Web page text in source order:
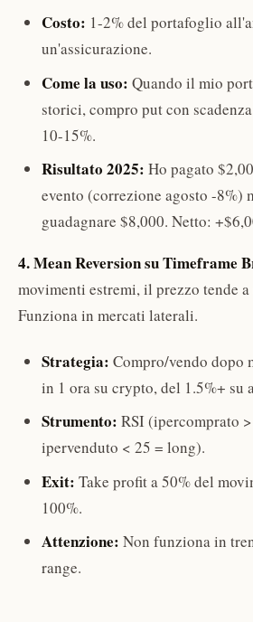
Costo: 1-2% del portafoglio
un'assicurazione.
Come la uso: Quando il mio
storici, compro put con
10-15%.
Risultato 2025: Ho pagato
evento (correzione agosto -8%)
guadagnare $8,000. Netto:
4. Mean Reversion su Timeframe
movimenti estremi, il prezzo tende
Funziona in mercati laterali.
Strategia: Compro/vendo dopo
in 1 ora su crypto, del 1.5%+ su
Strumento: RSI (ipercomprato
ipervenduto < 25 = long).
Exit: Take profit a 50% del
100%.
Attenzione: Non funziona in
range.